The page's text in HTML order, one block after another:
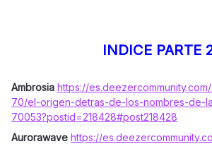
INDICE PARTE
Ambrosia https://
70/el-origen-detras-de-los-nombres-de-
70053?postid=218428#post218428
Aurorawave https://